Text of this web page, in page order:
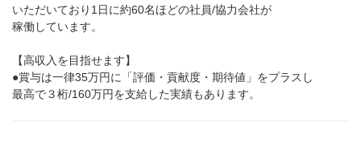
いただいており1日に約60名ほどの社員/協力会社が
稼働しています。
【高収入を目指せます】
●賞与は一律35万円に「評価・貢献度・期待値」をプラスし
最高で３桁/160万円を支給した実績もあります。